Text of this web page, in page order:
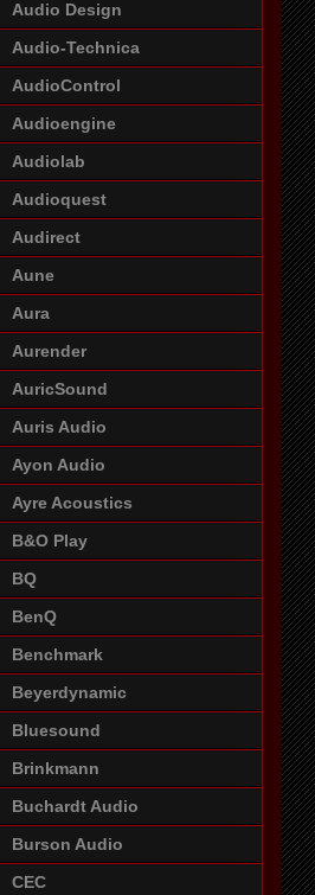
Audio Design
Audio-Technica
AudioControl
Audioengine
Audiolab
Audioquest
Audirect
Aune
Aura
Aurender
AuricSound
Auris Audio
Ayon Audio
Ayre Acoustics
B&O Play
BQ
BenQ
Benchmark
Beyerdynamic
Bluesound
Brinkmann
Buchardt Audio
Burson Audio
CEC